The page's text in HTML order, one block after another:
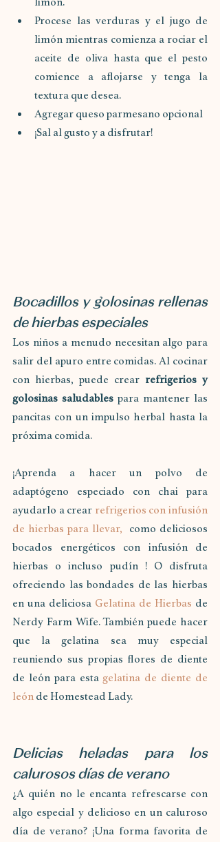
Procese las verduras y el jugo de
limón mientras comienza a rociar el
aceite de oliva hasta que el pesto
comience a aflojarse y tenga la
textura que desea.
Agregar queso parmesano opcional
¡Sal al gusto y a disfrutar!
Bocadillos y golosinas rellenas
de hierbas especiales
Los niños a menudo necesitan algo para
salir del apuro entre comidas. Al cocinar
con hierbas, puede crear refrigerios y
golosinas saludables para mantener las
pancitas con un impulso herbal hasta la
próxima comida.
¡Aprenda a hacer un polvo de
adaptógeno especiado con chai para
ayudarlo a crear refrigerios con infusión
de hierbas para llevar,
  como deliciosos
bocados energéticos con infusión de
hierbas o incluso pudín ! O disfruta
ofreciendo las bondades de las hierbas
en una deliciosa Gelatina de Hierbas de
Nerdy Farm Wife. También puede hacer
que la gelatina sea muy especial
reuniendo sus propias flores de diente
de león para esta gelatina de diente de
león de Homestead Lady.
Delicias heladas para los
calurosos días de verano
¿A quién no le encanta refrescarse con
algo especial y delicioso en un caluroso
día de verano? ¡Una forma favorita de